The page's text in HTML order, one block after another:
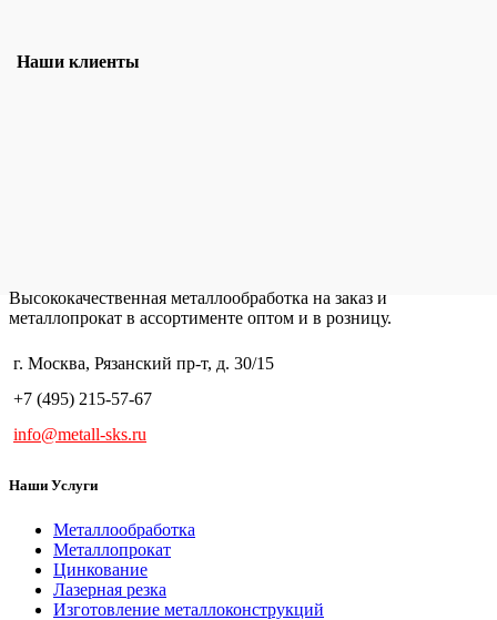
Наши клиенты
Высококачественная металлообработка на заказ и
металлопрокат в ассортименте оптом и в розницу.
г. Москва, Рязанский пр-т, д. 30/15
+7 (495) 215-57-67
info@metall-sks.ru
Наши Услуги
Металлообработка
Металлопрокат
Цинкование
Лазерная резка
Изготовление металлоконструкций